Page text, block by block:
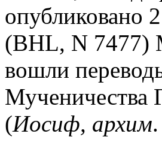
опубликовано
(BHL, N 7477)
вошли
(Иосиф, архим